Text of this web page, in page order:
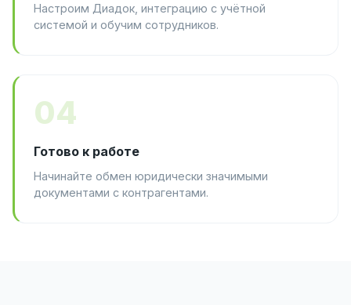
Настроим Диадок, интеграцию с учётной
системой и обучим сотрудников.
04
Готово к работе
Начинайте обмен юридически значимыми
документами с контрагентами.